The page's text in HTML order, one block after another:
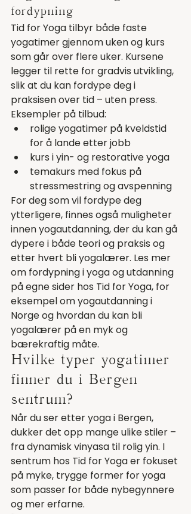
fordypning
Tid for Yoga tilbyr både faste
yogatimer gjennom uken og kurs
som går over flere uker. Kursene
legger til rette for gradvis utvikling,
slik at du kan fordype deg i
praksisen over tid – uten press.
Eksempler på tilbud:
rolige yogatimer på kveldstid
for å lande etter jobb
kurs i yin- og restorative yoga
temakurs med fokus på
stressmestring og avspenning
For deg som vil fordype deg
ytterligere, finnes også muligheter
innen yogautdanning, der du kan gå
dypere i både teori og praksis og
etter hvert bli yogalærer. Les mer
om fordypning i yoga og utdanning
på egne sider hos Tid for Yoga, for
eksempel om yogautdanning i
Norge og hvordan du kan bli
yogalærer på en myk og
bærekraftig måte.
Hvilke typer yogatimer
finner du i Bergen
sentrum?
Når du ser etter yoga i Bergen,
dukker det opp mange ulike stiler –
fra dynamisk vinyasa til rolig yin. I
sentrum hos Tid for Yoga er fokuset
på myke, trygge former for yoga
som passer for både nybegynnere
og mer erfarne.